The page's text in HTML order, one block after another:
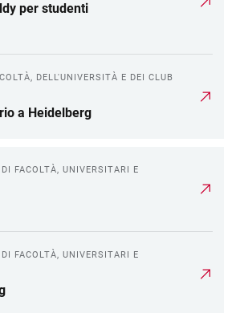
per studenti
DELL'UNIVERSITÀ E DEI CLUB
a Heidelberg
FACOLTÀ, UNIVERSITARI E
FACOLTÀ, UNIVERSITARI E